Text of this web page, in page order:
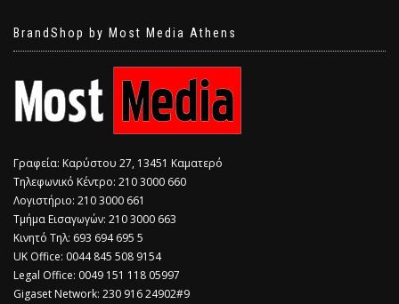
BrandShop by Most Media Athens
Γραφεία: Καρύστου 27, 13451 Καματερό
Τηλεφωνικό Κέντρο: 210 3000 660
Λογιστήριο: 210 3000 661
Τμήμα Εισαγωγών: 210 3000 663
Κινητό Τηλ: 693 694 695 5
​UK Office: 0044 845 508 9154
Legal Office: 0049 151 118 05997
Gigaset Network: 230 916 24902#9